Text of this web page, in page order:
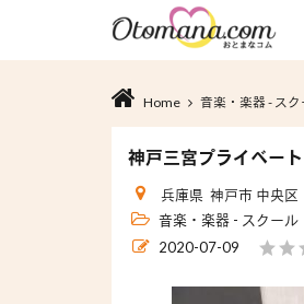
Home 音楽・楽器 - ス
神戸三宮プライベー
兵庫県 神戸市 中央
音楽・楽器 - スクール
2020-07-09